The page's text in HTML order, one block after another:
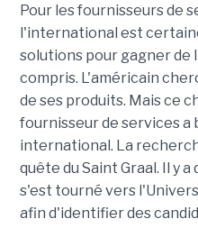
Pour les fournisseurs de
l'international est
solutions pour gagner de
compris. L'américain
de ses produits. Mais ce
fournisseur de services
international. La
quête du Saint Graal. Il y
s'est tourné vers
afin d'identifier des